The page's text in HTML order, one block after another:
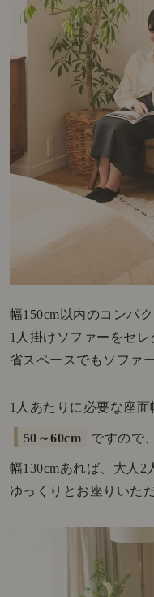
幅150cm以内のコンパ
1人掛けソファーをセレ
省スペースでもソファ
1人あたりに必要な座面
50～60cm ですので、
幅130cmあれば、大人2
ゆっくりとお座りいた